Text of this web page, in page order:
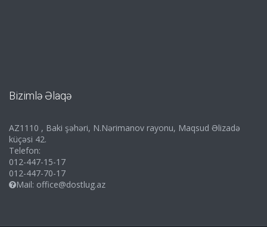
Bizimlə Əlaqə
AZ1110 , Baki şəhəri, N.Nərimanov rayonu, Maqsud Əlizadə
küçəsi 42.
Telefon:
012-447-15-17
012-447-70-17
Mail: office@dostlug.az